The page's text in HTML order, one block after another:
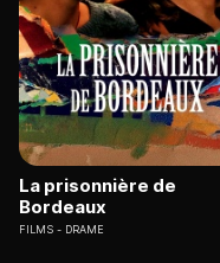
La prisonnière de
Bordeaux
FILMS DRAME